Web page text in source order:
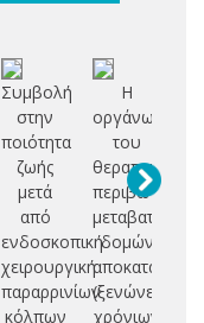
Συμβολή
στην
ποιότητα
ζωής
μετά
από
ενδοσκοπική
χειρουργική
παραρρινίων
κόλπων
Η
οργάνωση
του
θεραπευτικού
μεταβατικών
δομών
(ξενώνες)
χρόνιων